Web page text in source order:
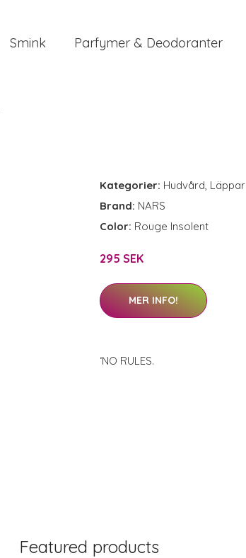
Smink Parfymer & Deodoranter
Kategorier: Hudvård, Läppar
Brand: NARS
Color: Rouge Insolent
295 SEK
MER INFO!
‘NO RULES.
Featured products